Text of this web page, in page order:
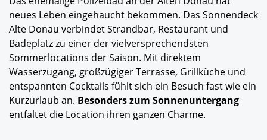
neues Leben eingehaucht bekommen. Das Sonnendeck
Alte Donau verbindet Strandbar, Restaurant und
Badeplatz zu einer der vielversprechendsten
Sommerlocations der Saison. Mit direktem
Wasserzugang, großzügiger Terrasse, Grillküche und
entspannten Cocktails fühlt sich ein Besuch fast wie ein
Kurzurlaub an. Besonders zum Sonnenuntergang
entfaltet die Location ihren ganzen Charme.